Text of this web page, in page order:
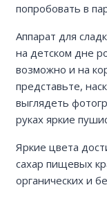
попробовать в
Аппарат для
на детском дне
возможно и на
представьте,
выглядеть
руках яркие
Яркие цвета
сахар пищевых
органических и